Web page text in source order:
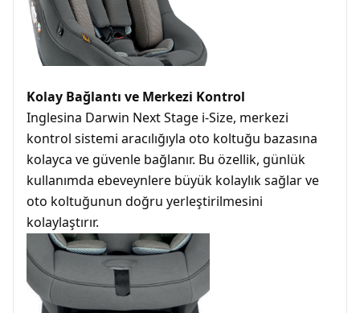
Kolay Bağlantı ve Merkezi Kontrol
Inglesina Darwin Next Stage i-Size, merkezi
kontrol sistemi aracılığıyla oto koltuğu bazasına
kolayca ve güvenle bağlanır. Bu özellik, günlük
kullanımda ebeveynlere büyük kolaylık sağlar ve
oto koltuğunun doğru yerleştirilmesini
kolaylaştırır.